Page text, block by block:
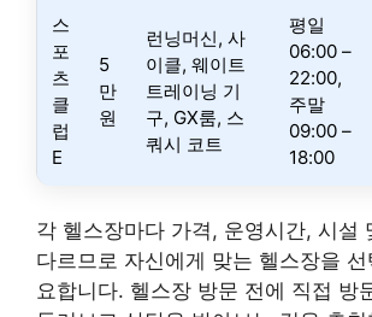
스
포
츠
클
럽
E
5
만
원
런닝머신, 사
이클, 웨이트
트레이닝 기
구, GX룸, 스
쿼시 코트
평일
06:00 –
22:00,
주말
09:00 –
18:00
각 헬스장마다 가격, 운영시간, 시설
다르므로 자신에게 맞는 헬스장을
요합니다. 헬스장 방문 전에 직접 방